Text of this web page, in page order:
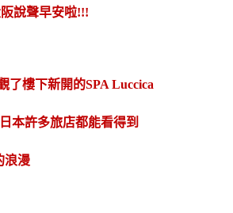
說聲早安啦!!!
了樓下新開的SPA Luccica
本許多旅店都能看得到
浪漫